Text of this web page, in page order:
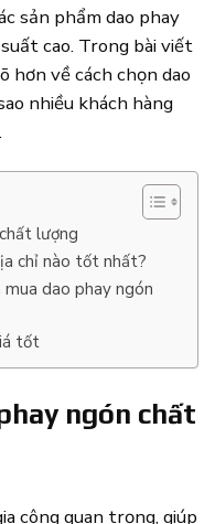
sản phẩm dao phay
cao. Trong bài viết
hơn về cách chọn dao
nhiều khách hàng
lượng
chỉ nào tốt nhất?
dao phay ngón
tốt
ngón chất
công quan trọng, giúp